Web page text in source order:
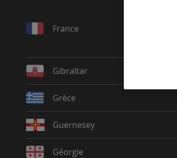
France
Gibraltar
Grèce
Guernesey
Géorgie